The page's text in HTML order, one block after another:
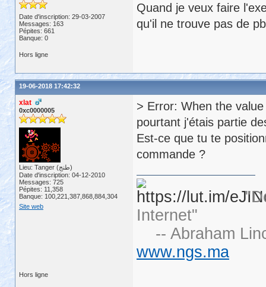
Date d'inscription: 29-03-2007
Messages: 163
Pépites: 661
Banque: 0
Quand je veux faire
qu'il ne trouve pas de
Hors ligne
19-06-2018 17:42:32
xlat
0xc0000005
Lieu: Tanger (طنج)
Date d'inscription: 04-12-2010
Messages: 725
Pépites: 11,358
Banque: 100,221,387,868,884,304
Site web
> Error: When the
pourtant j'étais partie
Est-ce que tu te
commande ?
Internet"
-- Abraham
www.ngs.ma
Hors ligne